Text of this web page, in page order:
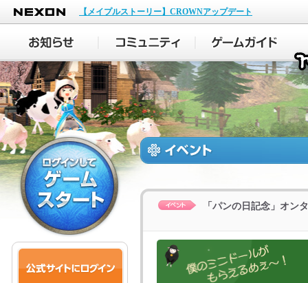
NEXON
【メイプルストーリー】CROWNアップデート
「パンの日記念」オン